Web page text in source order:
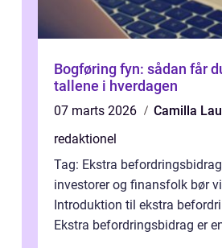
Bogføring fyn: sådan får
tallene i hverdagen
07 marts 2026
Camilla
redaktionel
Tag: Ekstra
investorer og finansfolk bør
Introduktion til ekstra
Ekstra befordringsbidrag er